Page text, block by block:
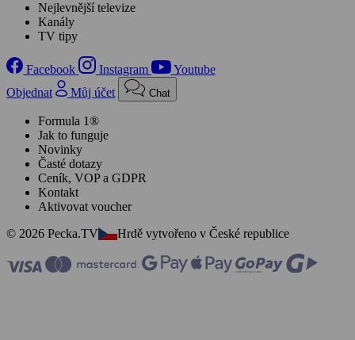
Nejlevnější televize
Kanály
TV tipy
Facebook Instagram
Youtube
Objednat
Můj účet Chat
Formula 1®
Jak to funguje
Novinky
Časté dotazy
Ceník, VOP a GDPR
Kontakt
Aktivovat voucher
© 2026 Pecka.TV
Hrdě vytvořeno v České republice